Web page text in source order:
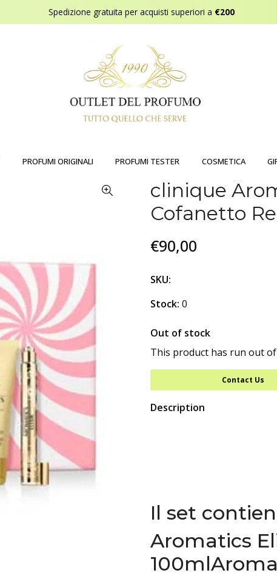
Spedizione gratuita per acquisti superiori a €200
PROFUMI ORIGINALI PROFUMI TESTER COSMETICA
clinique
Cofanetto
€90,00
SKU:
Stock: 0
Out of stock
This product has run out
Contact Us
Description
Il set
Aromatics